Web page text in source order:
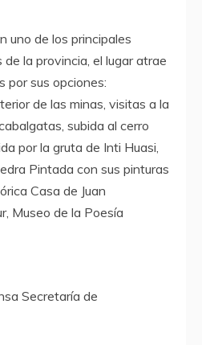
uno de los principales
la provincia, el lugar atrae
por sus opciones:
de las minas, visitas a la
subida al cerro
por la gruta de Inti Huasi,
Pintada con sus pinturas
Casa de Juan
Museo de la Poesía
Secretaría de